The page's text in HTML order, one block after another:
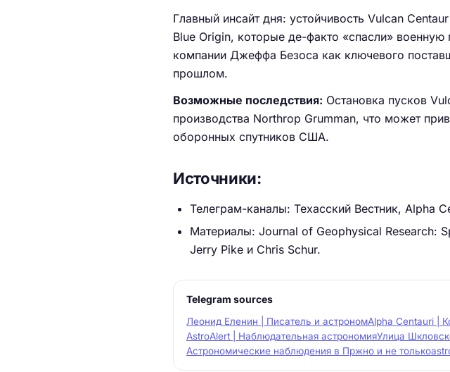
Главный инсайт дня: устойчивость Vulcan
Blue Origin, которые де-факто «спасли»
компании Джеффа Безоса как ключевого
прошлом.
Возможные последствия: Остановка пусков
производства Northrop Grumman, что может
оборонных спутников США.
Источники:
Телеграм-каналы: Техасский Вестник, Alpha
Материалы: Journal of Geophysical Research:
Jerry Pike и Chris Schur.
Telegram sources
Леонид Еленин | Писатель и астрономAlpha Centauri |
AstroAlert | Наблюдательная астрономияУлица
Астрономические наблюдения в Пржно и не только